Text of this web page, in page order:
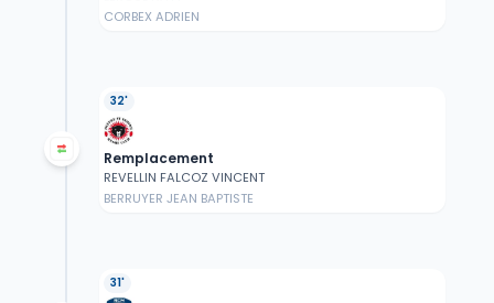
CORBEX ADRIEN
32'
Remplacement
REVELLIN FALCOZ VINCENT
BERRUYER JEAN BAPTISTE
31'